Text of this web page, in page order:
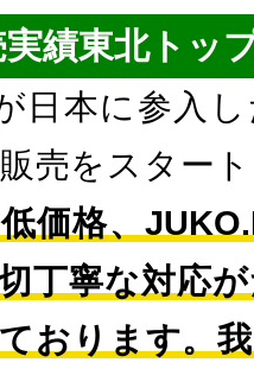
績東北トッ
日本に参入
売をスター
価格、
丁寧な対応
おります。